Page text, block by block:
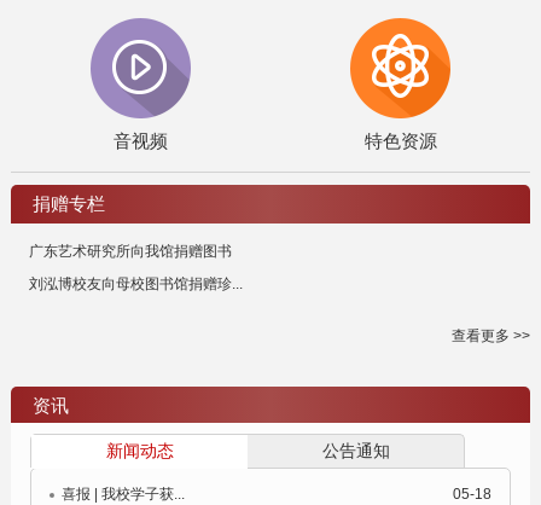
音视频 特色资源
捐赠专栏
广东艺术研究所向我馆捐赠图书
刘泓博校友向母校图书馆捐赠珍...
查看更多 >>
资讯
新闻动态 公告通知
05-18
喜报 | 我校学子获...